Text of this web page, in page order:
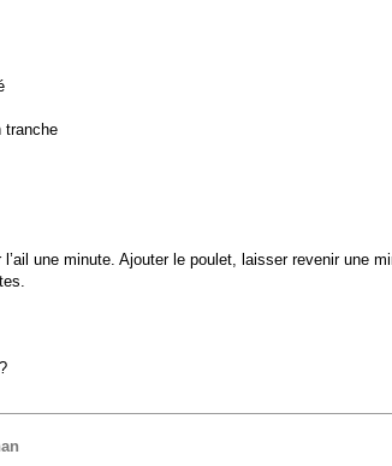
tranche
l’ail une minute. Ajouter le poulet, laisser revenir